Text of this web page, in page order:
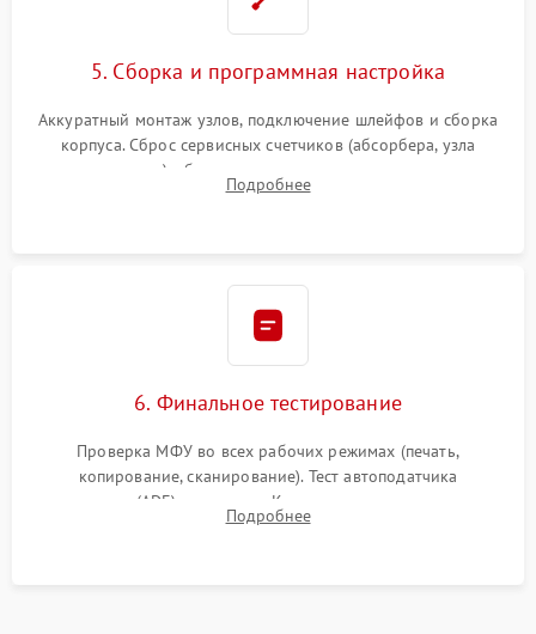
5. Сборка и программная настройка
Аккуратный монтаж узлов, подключение шлейфов и сборка
корпуса. Сброс сервисных счетчиков (абсорбера, узла
закрепления), обновление прошивки и программная
калибровка цветопередачи и позиционирования сканера.
Подробнее
6. Финальное тестирование
Проверка МФУ во всех рабочих режимах (печать,
копирование, сканирование). Тест автоподатчика
документов (ADF) и дуплекса. Контроль качества отпечатка
на отсутствие серого фона, полос и надежность запекания
Подробнее